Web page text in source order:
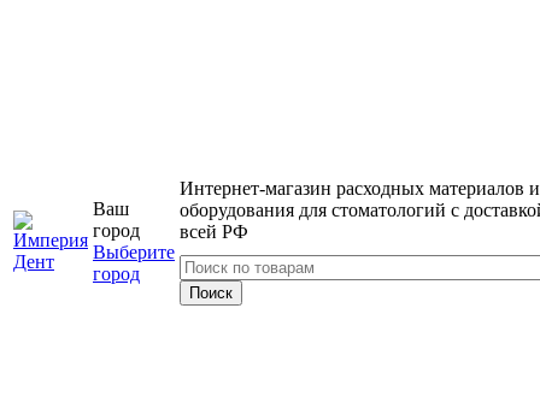
Ваш
город
Выберите
город
Интернет-магазин расходных материалов и
оборудования для стоматологий с
всей РФ